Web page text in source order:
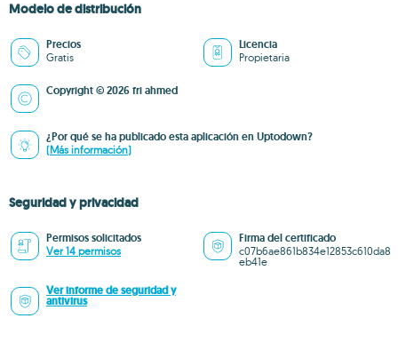
Modelo de distribución
Precios
Gratis
Licencia
Propietaria
Copyright © 2026 fri ahmed
¿Por qué se ha publicado esta aplicación en Uptodown?
(Más información)
Seguridad y privacidad
Permisos solicitados
Ver 14 permisos
Firma del certificado
c07b6ae861b834e12853c610da8
eb41e
Ver informe de seguridad y
antivirus